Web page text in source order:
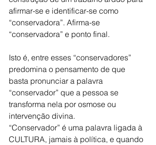
afirmar-se e identificar-se como
“conservadora”. Afirma-se
“conservadora” e ponto final.
Isto é, entre esses “conservadores”
predomina o pensamento de que
basta pronunciar a palavra
“conservador” que a pessoa se
transforma nela por osmose ou
intervenção divina.
“Conservador” é uma palavra ligada à
CULTURA, jamais à política, e quando